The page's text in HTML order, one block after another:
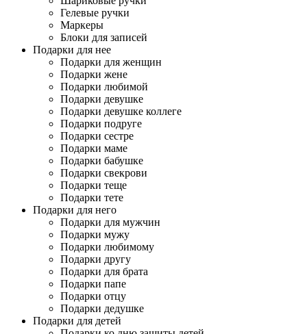
Гелевые ручки
Маркеры
Блоки для записей
Подарки для нее
Подарки для женщин
Подарки жене
Подарки любимой
Подарки девушке
Подарки девушке коллеге
Подарки подруге
Подарки сестре
Подарки маме
Подарки бабушке
Подарки свекрови
Подарки теще
Подарки тете
Подарки для него
Подарки для мужчин
Подарки мужу
Подарки любимому
Подарки другу
Подарки для брата
Подарки папе
Подарки отцу
Подарки дедушке
Подарки для детей